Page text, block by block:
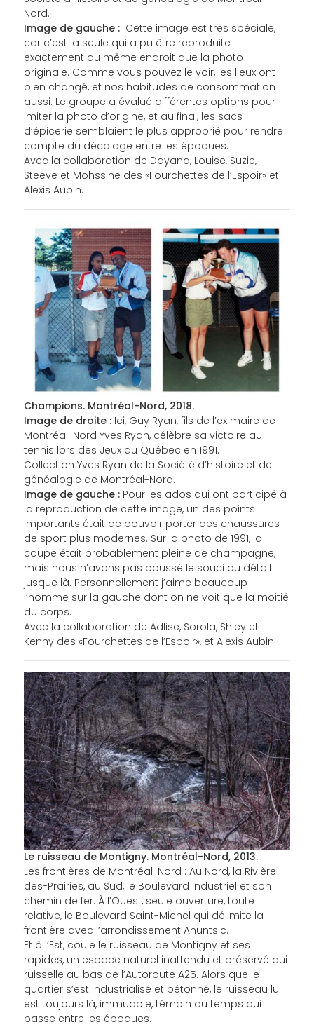
Nord.
Image de gauche : Cette image est très spéciale,
car c’est la seule qui a pu être reproduite
exactement au même endroit que la photo
originale. Comme vous pouvez le voir, les lieux ont
bien changé, et nos habitudes de consommation
aussi. Le groupe a évalué différentes options pour
imiter la photo d’origine, et au final, les sacs
d’épicerie semblaient le plus approprié pour rendre
compte du décalage entre les époques.
Avec la collaboration de Dayana, Louise, Suzie,
Steeve et Mohssine des «Fourchettes de l’Espoir» et
Alexis Aubin.
Champions. Montréal-Nord, 2018.
Image de droite :Ici, Guy Ryan, fils de l’ex maire de
Montréal-Nord Yves Ryan, célèbre sa victoire au
tennis lors des Jeux du Québec en 1991.
Collection Yves Ryan de la Société d’histoire et de
généalogie de Montréal-Nord.
Image de gauche :Pour les ados qui ont participé à
la reproduction de cette image, un des points
importants était de pouvoir porter des chaussures
de sport plus modernes. Sur la photo de 1991, la
coupe était probablement pleine de champagne,
mais nous n’avons pas poussé le souci du détail
jusque là. Personnellement j’aime beaucoup
l’homme sur la gauche dont on ne voit que la moitié
du corps.
Avec la collaboration de Adlise, Sorola, Shley et
Kenny des «Fourchettes de l’Espoir», et Alexis Aubin.
Le ruisseau de Montigny. Montréal-Nord, 2013.
Les frontières de Montréal-Nord : Au Nord, la Rivière-
des-Prairies, au Sud, le Boulevard Industriel et son
chemin de fer. À l’Ouest, seule ouverture, toute
relative, le Boulevard Saint-Michel qui délimite la
frontière avec l’arrondissement Ahuntsic.
Et à l’Est, coule le ruisseau de Montigny et ses
rapides, un espace naturel inattendu et préservé qui
ruisselle au bas de l’Autoroute A25. Alors que le
quartier s’est industrialisé et bétonné, le ruisseau lui
est toujours là, immuable, témoin du temps qui
passe entre les époques.